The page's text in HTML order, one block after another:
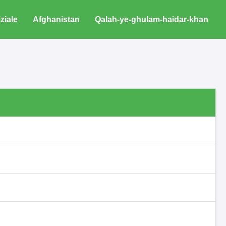
Afghanistan Qalah-ye-ghulam-haidar-khan